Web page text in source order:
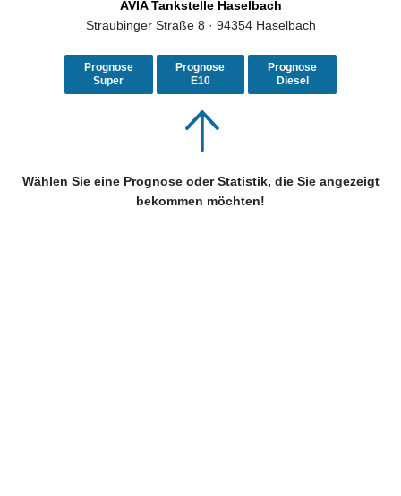
AVIA Tankstelle Haselbach
Straubinger Straße 8 · 94354 Haselbach
Prognose
Super
Prognose
E10
Prognose
Diesel
Wählen Sie eine Prognose oder Statistik, die Sie angezeigt
bekommen möchten!